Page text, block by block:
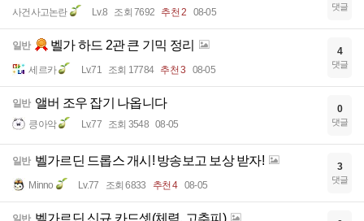
사건사고논란 Lv.8 조회 7692 추천 2 08-05 댓글
일반 벨가 하드 2관 큰 기믹 정리
세르카 Lv.71 조회 17784 추천 3 08-05
4
댓글
일반 앨버 조우 잡기 나옵니다
킁아악 Lv.77 조회 3548 08-05
0
댓글
일반 벨가르딘 드롭스 개시! 방송보고 보상 받자!
Minno Lv.77 조회 6833 추천 4 08-05
3
댓글
일반 벨가르딘 신규 카드셋(체력, 고추피)